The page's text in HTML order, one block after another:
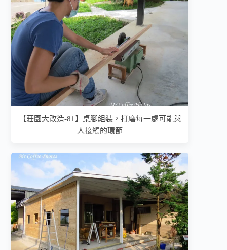
【莊園大改造-81】桌腳組裝，打磨每一處可能與
人接觸的環節